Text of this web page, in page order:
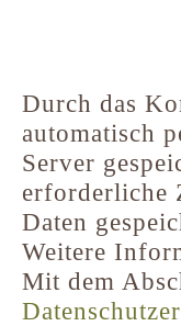
Durch das
automatisch
Server
erforderliche
Daten
Weitere
Mit dem